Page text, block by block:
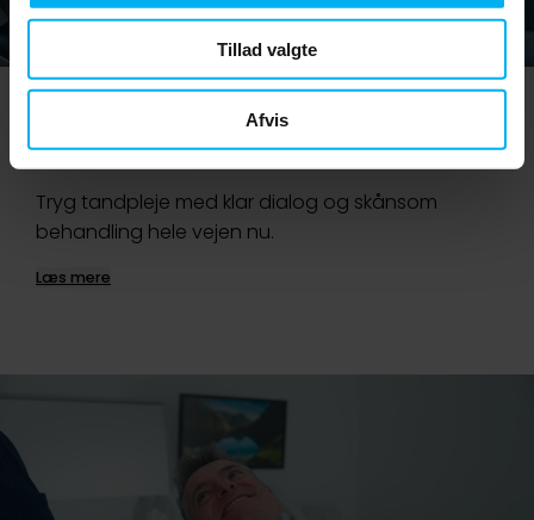
Tillad valgte
Afvis
Behandlinger
Tryg tandpleje med klar dialog og skånsom
behandling hele vejen nu.
Læs mere